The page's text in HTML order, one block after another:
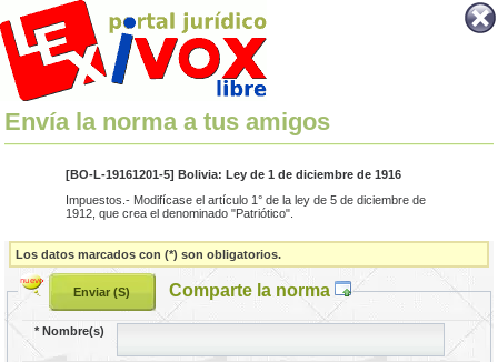
Envía la norma a tus amigos
[BO-L-19161201-5] Bolivia: Ley de 1 de diciembre de 1916
Impuestos.- Modifícase el artículo 1° de la ley de 5 de diciembre de
1912, que crea el denominado "Patriótico".
Los datos marcados con (*) son obligatorios.
Comparte la norma
*Nombre(s)